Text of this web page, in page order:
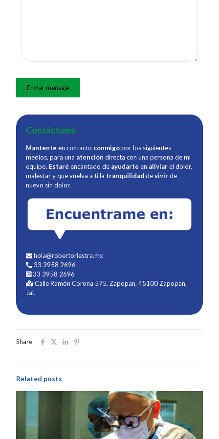
Contáctame
Mantente en contacto conmigopor los siguientes
medios, para una atención directa con una persona de mi
equipo. Estaré encantado de ayudarte en aliviarel dolor,
malestar y que vuelva a ti la tranquilidad devivirde
nuevo sin dolor.
hola@robertoriestra.mx
33 3958 2696
33 3958 2696
Calle Ramón Corona 575, Zapopan, 45100 Zapopan,
Jal.
Share
Related posts